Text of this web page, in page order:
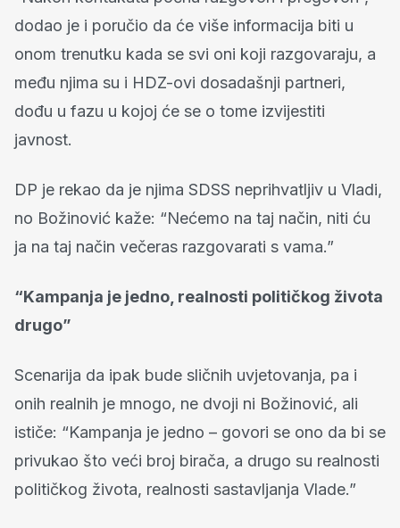
dodao je i poručio da će više informacija biti u
onom trenutku kada se svi oni koji razgovaraju, a
među njima su i HDZ-ovi dosadašnji partneri,
dođu u fazu u kojoj će se o tome izvijestiti
javnost.
DP je rekao da je njima SDSS neprihvatljiv u Vladi,
no Božinović kaže: “Nećemo na taj način, niti ću
ja na taj način večeras razgovarati s vama.”
“Kampanja je jedno, realnosti političkog života
drugo”
Scenarija da ipak bude sličnih uvjetovanja, pa i
onih realnih je mnogo, ne dvoji ni Božinović, ali
ističe: “Kampanja je jedno – govori se ono da bi se
privukao što veći broj birača, a drugo su realnosti
političkog života, realnosti sastavljanja Vlade.”